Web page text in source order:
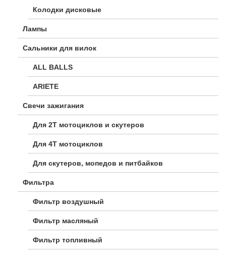
Колодки дисковые
Лампы
Сальники для вилок
ALL BALLS
ARIETE
Свечи зажигания
Для 2Т мотоциклов и скутеров
Для 4Т мотоциклов
Для скутеров, мопедов и питбайков
Фильтра
Фильтр воздушный
Фильтр масляный
Фильтр топливный